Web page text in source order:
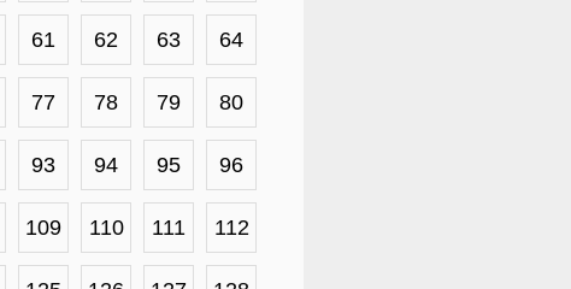
61 62 63 64
77 78 79 80
93 94 95 96
109 110 111 112